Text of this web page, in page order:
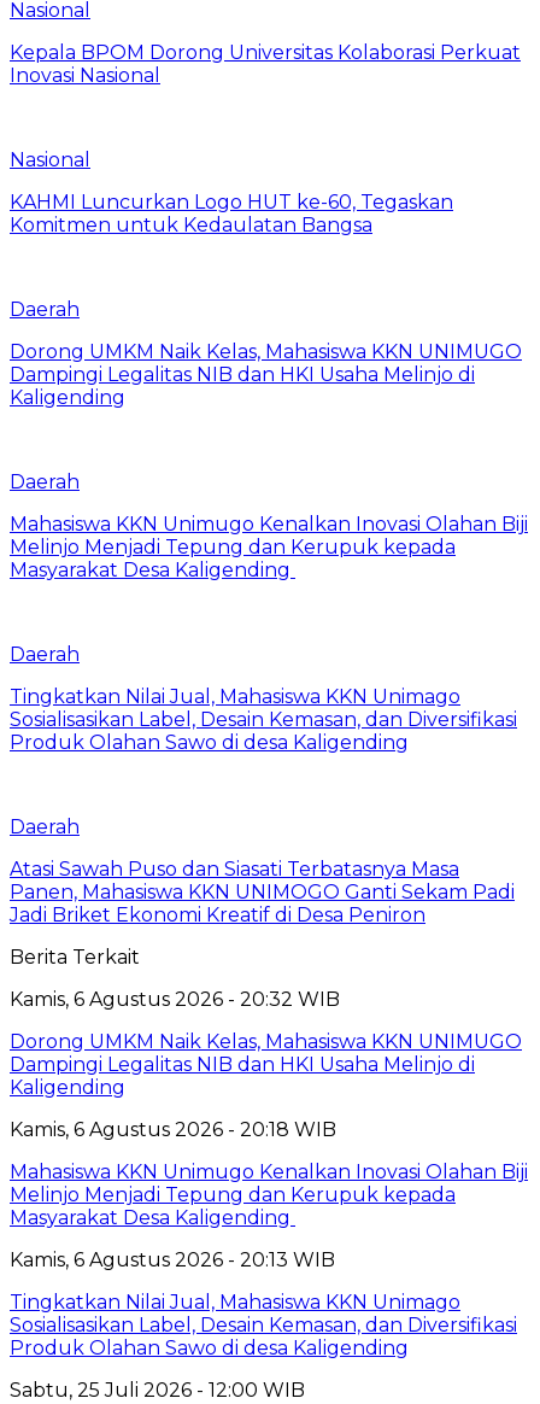
Nasional
Kepala BPOM Dorong Universitas Kolaborasi Perkuat
Inovasi Nasional
Nasional
KAHMI Luncurkan Logo HUT ke-60, Tegaskan
Komitmen untuk Kedaulatan Bangsa
Daerah
Dorong UMKM Naik Kelas, Mahasiswa KKN UNIMUGO
Dampingi Legalitas NIB dan HKI Usaha Melinjo di
Kaligending
Daerah
Mahasiswa KKN Unimugo Kenalkan Inovasi Olahan Biji
Melinjo Menjadi Tepung dan Kerupuk kepada
Masyarakat Desa Kaligending
Daerah
Tingkatkan Nilai Jual, Mahasiswa KKN Unimago
Sosialisasikan Label, Desain Kemasan, dan Diversifikasi
Produk Olahan Sawo di desa Kaligending
Daerah
Atasi Sawah Puso dan Siasati Terbatasnya Masa
Panen, Mahasiswa KKN UNIMOGO Ganti Sekam Padi
Jadi Briket Ekonomi Kreatif di Desa Peniron
Berita Terkait
Kamis, 6 Agustus 2026 - 20:32 WIB
Dorong UMKM Naik Kelas, Mahasiswa KKN UNIMUGO
Dampingi Legalitas NIB dan HKI Usaha Melinjo di
Kaligending
Kamis, 6 Agustus 2026 - 20:18 WIB
Mahasiswa KKN Unimugo Kenalkan Inovasi Olahan Biji
Melinjo Menjadi Tepung dan Kerupuk kepada
Masyarakat Desa Kaligending
Kamis, 6 Agustus 2026 - 20:13 WIB
Tingkatkan Nilai Jual, Mahasiswa KKN Unimago
Sosialisasikan Label, Desain Kemasan, dan Diversifikasi
Produk Olahan Sawo di desa Kaligending
Sabtu, 25 Juli 2026 - 12:00 WIB